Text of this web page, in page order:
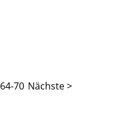
64-70 Nächste >